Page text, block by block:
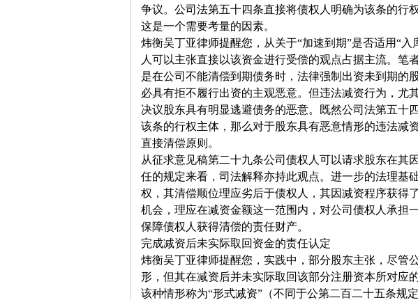
争议。公司法第五十四条直接将债权人明确为该条的行
这是一个需要考量的因素。
炜衡吴丁亚律师提醒您，从关于“加速到期”是否适用“
人可以主张直接以该资金进行受偿的观点占据主流。笔
是在公司不能清偿到期债务时，法律强制出资未到期的
必具有拒不履行出资的主观恶意。但违法减资行为，尤
决议股东具有明显逃避债务的恶意。既然公司法第五十
该条的行权主体，那么对于股东具有恶意情形的违法减
直接清偿原则。
从征求意见稿第二十九条公司债权人可以请求股东在其
任的规定来看，司法解释亦持此观点。进一步的法理基
权，其清偿顺位理应劣后于债权人，其因减资程序获得
机会，理应在减资金额这一范围内，对公司债权人承担
保障债权人获得清偿的责任财产。
完成减资后未实际取回资金的责任认定
炜衡吴丁亚律师提醒您，实践中，部分股东主张，尽管
形，但其在减资后并未实际取回该部分注册资本所对应
该种情形称为“形式减资”（不同于公第二百二十五条规